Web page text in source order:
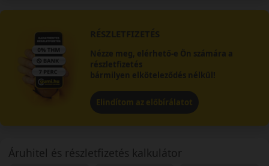
RÉSZLETFIZETÉS
Nézze meg, elérhető-e Ön számára a
részletfizetés
bármilyen elköteleződés nélkül!
Elindítom az előbírálatot
Áruhitel és részletfizetés kalkulátor